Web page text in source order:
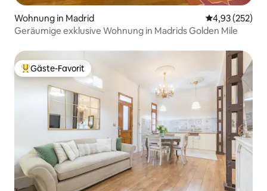
Wohnung in Madrid
4,93 (252)
Geräumige exklusive Wohnung in Madrids Golden Mile
Beliebter Gäste-Favorit.
Gäste-Favorit